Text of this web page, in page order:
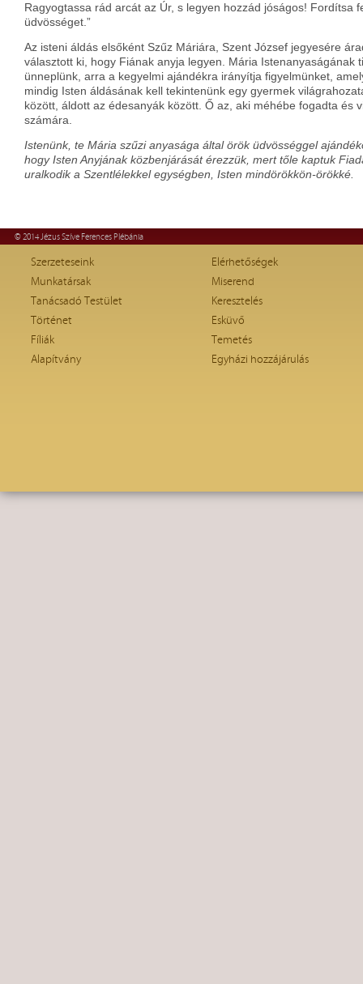
Ragyogtassa rád arcát az Úr, s legyen hozzád jóságos! Fordítsa
üdvösséget.”
Az isteni áldás elsőként Szűz Máriára, Szent József jegyesére
választott ki, hogy Fiának anyja legyen. Mária Istenanyaságának
ünneplünk, arra a kegyelmi ajándékra irányítja figyelmünket,
mindig Isten áldásának kell tekintenünk egy gyermek
között, áldott az édesanyák között. Ő az, aki méhébe fogadta és
számára.
Istenünk, te Mária szűzi anyasága által örök üdvösséggel
hogy Isten Anyjának közbenjárását érezzük, mert tőle kaptuk
uralkodik a Szentlélekkel egységben, Isten mindörökkön-örökké.
© 2014 Jézus Szíve Ferences Plébánia
Szerzeteseink
Munkatársak
Tanácsadó Testület
Történet
Fíliák
Alapítvány
Elérhetőségek
Miserend
Keresztelés
Esküvő
Temetés
Egyházi hozzájárulás